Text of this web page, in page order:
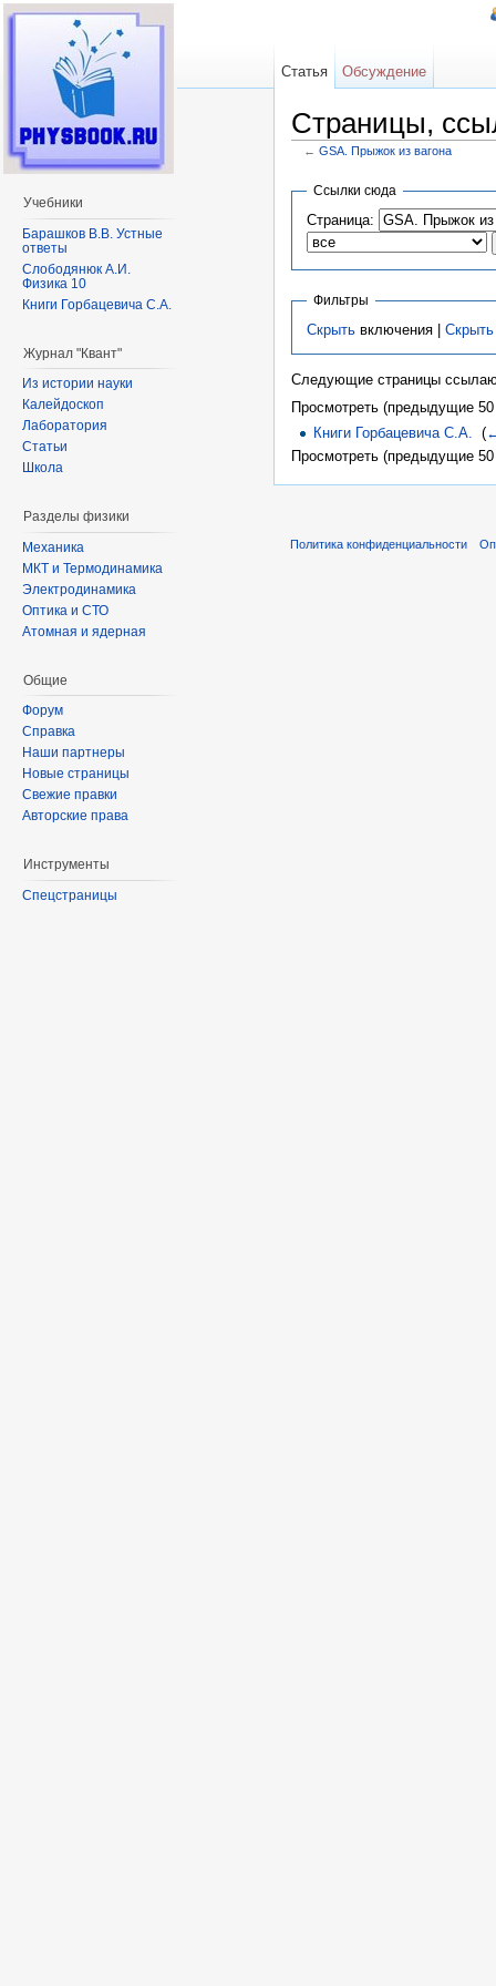
Страницы,
← GSA. Прыжок из вагона
Ссылки сюда
Страница:
Фильтры
Скрытьвключения | Скрыть
Следующие страницы
Просмотреть (предыдущие
Книги Горбацевича С.А. ‎(
Просмотреть (предыдущие
Статья Обсуждение
Учебники
Барашков В.В. Устные
ответы
Слободянюк А.И.
Физика 10
Книги Горбацевича С.А.
Журнал "Квант"
Из истории науки
Калейдоскоп
Лаборатория
Статьи
Школа
Разделы физики
Механика
МКТ и Термодинамика
Электродинамика
Оптика и СТО
Атомная и ядерная
Общие
Форум
Справка
Наши партнеры
Новые страницы
Свежие правки
Авторские права
Инструменты
Спецстраницы
Политика конфиденциальности